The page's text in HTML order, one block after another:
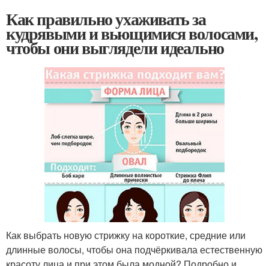
Как правильно ухаживать за
кудрявыми и вьющимися волосами,
чтобы они выглядели идеально
Как выбрать новую стрижку на короткие, средние или
длинные волосы, чтобы она подчёркивала естественную